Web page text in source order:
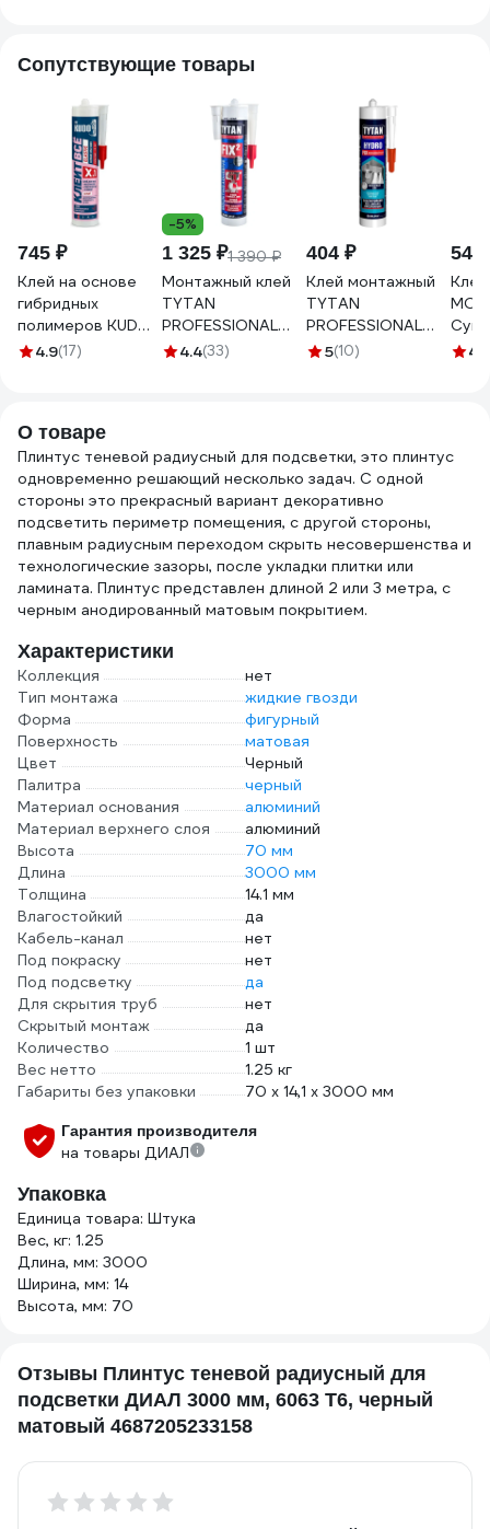
рассеиватель 1шт.
4680427143274
Сопутствующие товары
745 ₽
Клей на основе
гибридных
полимеров KUDO
Клеит Все
4.9(17)
-5%
1 325 ₽1 390 ₽
Монтажный клей
TYTAN
PROFESSIONAL
Fix2 GT гибридный
4.4(33)
404 ₽
Клей монтажный
TYTAN
PROFESSIONAL
HYDRO FIX
5(10)
540
4
О товаре
Плинтус теневой радиусный для подсветки, это плинтус
одновременно решающий несколько задач. С одной
стороны это прекрасный вариант декоративно
подсветить периметр помещения, с другой стороны,
плавным радиусным переходом скрыть несовершенства и
технологические зазоры, после укладки плитки или
ламината. Плинтус представлен длиной 2 или 3 метра, с
черным анодированный матовым покрытием.
Характеристики
Коллекция
нет
Тип монтажа
жидкие гвозди
Форма
фигурный
Поверхность
матовая
Цвет
Черный
Палитра
черный
Материал основания
алюминий
Материал верхнего слоя
алюминий
Высота
70 мм
Длина
3000 мм
Толщина
14.1 мм
Влагостойкий
да
Кабель-канал
нет
Под покраску
нет
Под подсветку
да
Для скрытия труб
нет
Скрытый монтаж
да
Количество
1 шт
Вес нетто
1.25 кг
Габариты без упаковки
70 х 14,1 х 3000 мм
Гарантия производителя
на товары ДИАЛ
Упаковка
Единица товара: Штука
Вес, кг: 1.25
Длина, мм: 3000
Ширина, мм: 14
Высота, мм: 70
Отзывы Плинтус теневой радиусный для
подсветки ДИАЛ 3000 мм, 6063 Т6, черный
матовый 4687205233158